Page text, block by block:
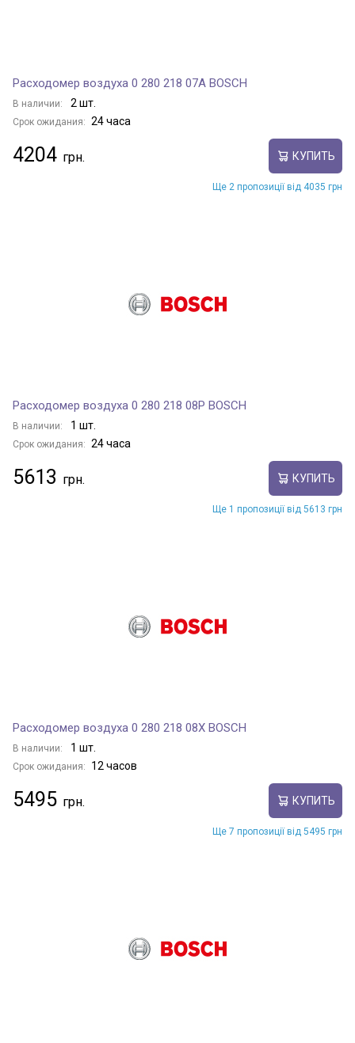
Расходомер воздуха 0 280 218 07A BOSCH
В наличии: 2 шт.
Срок ожидания: 24 часа
4204 КУПИТЬ
Ще 2 пропозиції від 4035 грн
Расходомер воздуха 0 280 218 08P BOSCH
В наличии: 1 шт.
Срок ожидания: 24 часа
5613 КУПИТЬ
Ще 1 пропозиції від 5613 грн
Расходомер воздуха 0 280 218 08X BOSCH
В наличии: 1 шт.
Срок ожидания: 12 часов
5495 КУПИТЬ
Ще 7 пропозиції від 5495 грн